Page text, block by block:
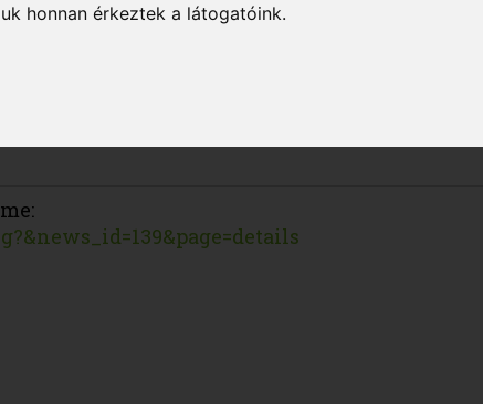
honnan érkeztek a látogatóink.